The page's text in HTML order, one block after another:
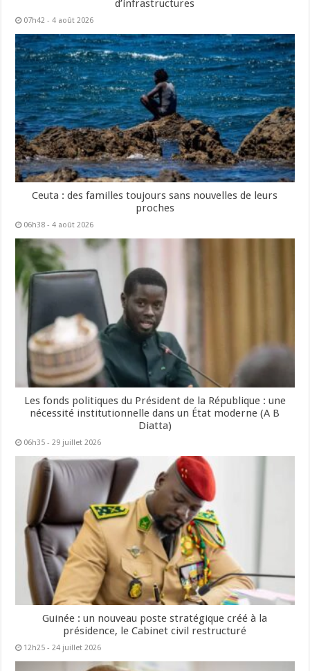
d’infrastructures
07h42 - 4 août 2026
Ceuta : des familles toujours sans nouvelles de leurs
proches
06h38 - 4 août 2026
Les fonds politiques du Président de la République : une
nécessité institutionnelle dans un État moderne (A B
Diatta)
06h35 - 29 juillet 2026
Guinée : un nouveau poste stratégique créé à la
présidence, le Cabinet civil restructuré
12h25 - 24 juillet 2026